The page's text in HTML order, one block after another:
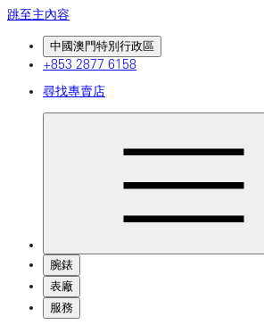
跳至主內容
中國澳門特別行政區
+853 2877 6158
尋找專賣店
腕錶
表廠
服務